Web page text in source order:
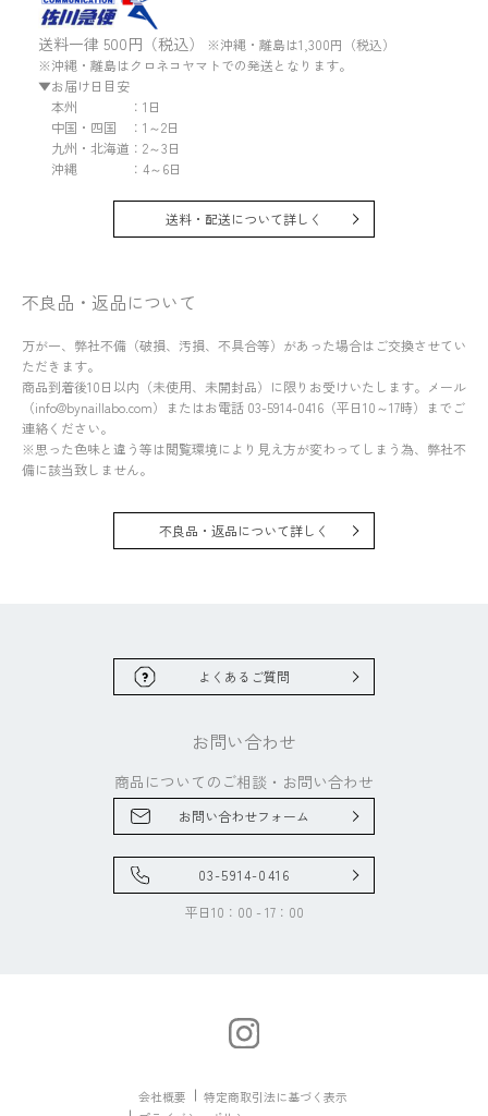
送料一律 500円（税込）
※沖縄・離島は1,300円（税込）
※沖縄・離島はクロネコヤマトでの発送となります。
▼お届け日目安
本州 ：1日
中国・四国 ：1～2日
九州・北海道：2～3日
沖縄 ：4～6日
送料・配送について詳しく
不良品・返品について
万が一、弊社不備（破損、汚損、不具合等）があった場合はご交換させてい
ただきます。
商品到着後10日以内（未使用、未開封品）に限りお受けいたします。メール
（info@bynaillabo.com）またはお電話 03-5914-0416（平日10～17時）までご
連絡ください。
※思った色味と違う等は閲覧環境により見え方が変わってしまう為、弊社不
備に該当致しません。
不良品・返品について詳しく
よくあるご質問
お問い合わせ
商品についてのご相談・ お問い合わせ
お問い合わせフォーム
03-5914-0416
平日10：00 - 17：00
会社概要
特定商取引法に基づく表示